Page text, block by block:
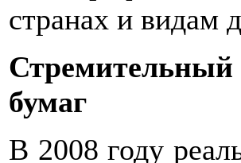
странах и видам
бумаг
В 2008 году